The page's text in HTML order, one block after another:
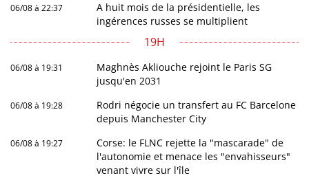
06/08 à 22:37
A huit mois de la présidentielle, les
ingérences russes se multiplient
19H
06/08 à 19:31
Maghnès Akliouche rejoint le Paris SG
jusqu'en 2031
06/08 à 19:28
Rodri négocie un transfert au FC Barcelone
depuis Manchester City
06/08 à 19:27
Corse: le FLNC rejette la "mascarade" de
l'autonomie et menace les "envahisseurs"
venant vivre sur l'île